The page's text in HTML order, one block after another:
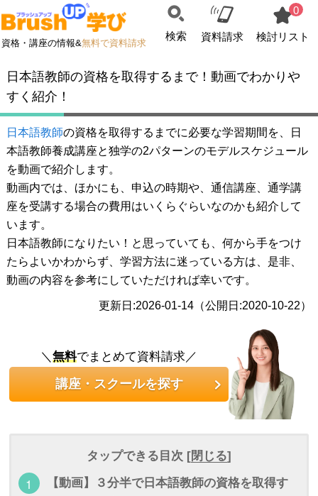
資格・講座の情報&無料で資料請求
検索 資料請求
0
検討リスト
日本語教師の資格を取得するまで！動画でわかりや
すく紹介！
日本語教師の資格を取得するまでに必要な学習期間を、日
本語教師養成講座と独学の2パターンのモデルスケジュール
を動画で紹介します。
動画内では、ほかにも、申込の時期や、通信講座、通学講
座を受講する場合の費用はいくらぐらいなのかも紹介して
います。
日本語教師になりたい！と思っていても、何から手をつけ
たらよいかわからず、学習方法に迷っている方は、是非、
動画の内容を参考にしていただければ幸いです。
更新日:2026-01-14（公開日:2020-10-22）
＼無料でまとめて資料請求／
講座・スクールを探す
タップできる目次 [閉じる]
【動画】３分半で日本語教師の資格を取得す